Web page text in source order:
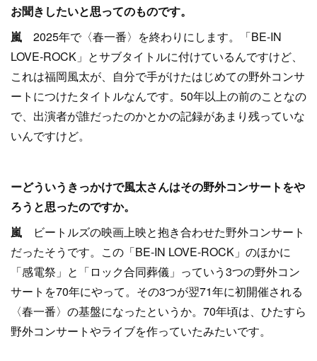
お聞きしたいと思ってのものです。
嵐 2025年で〈春一番〉を終わりにします。「BE-IN
LOVE-ROCK」とサブタイトルに付けているんですけど、
これは福岡風太が、自分で手がけたはじめての野外コンサ
ートにつけたタイトルなんです。50年以上の前のことなの
で、出演者が誰だったのかとかの記録があまり残っていな
いんですけど。
ーどういうきっかけで風太さんはその野外コンサートをや
ろうと思ったのですか。
嵐
ビートルズの映画上映と抱き合わせた野外コンサート
だったそうです。この「BE-IN LOVE-ROCK」のほかに
「感電祭」と「ロック合同葬儀」っていう3つの野外コン
サートを70年にやって。その3つが翌71年に初開催される
〈春一番〉の基盤になったというか。70年頃は、ひたすら
野外コンサートやライブを作っていたみたいです。